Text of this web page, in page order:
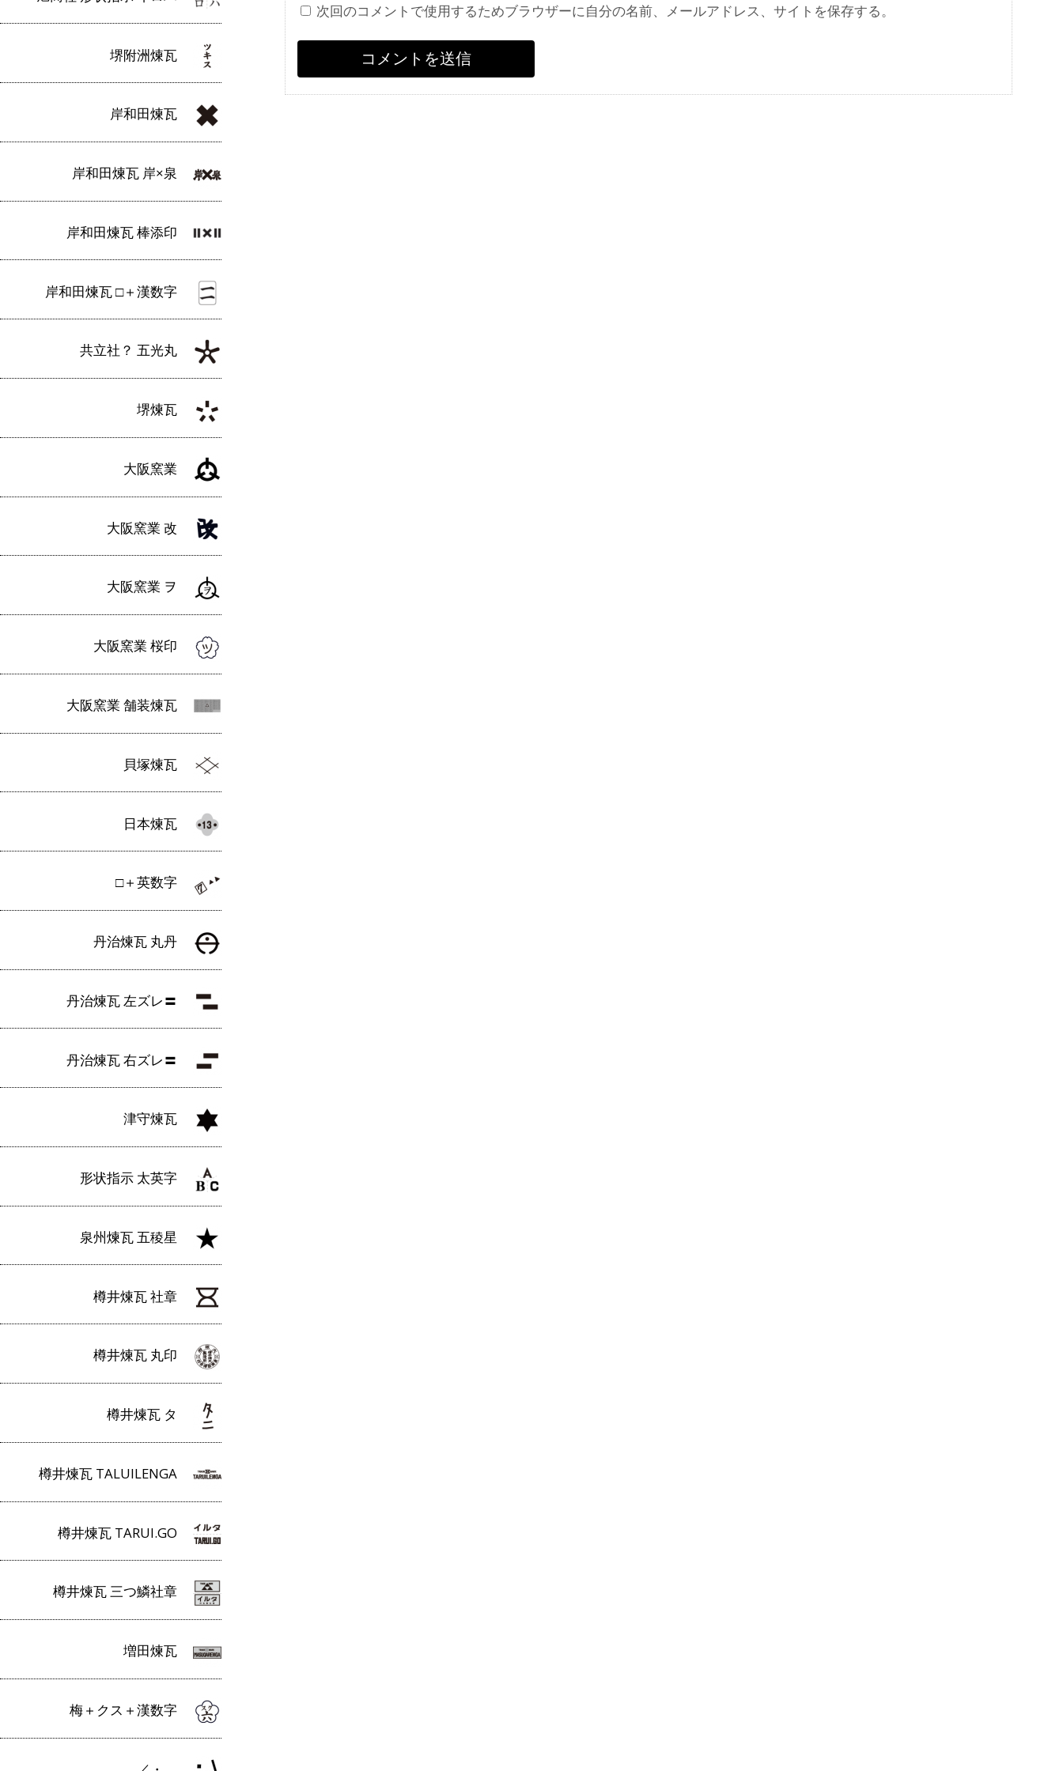
堺附洲煉瓦
岸和田煉瓦
岸和田煉瓦 岸×泉
岸和田煉瓦 棒添印
岸和田煉瓦 □＋漢数字
共立社？ 五光丸
堺煉瓦
大阪窯業
大阪窯業 改
大阪窯業 ヲ
大阪窯業 桜印
大阪窯業 舗装煉瓦
貝塚煉瓦
日本煉瓦
□＋英数字
丹治煉瓦 丸丹
丹治煉瓦 左ズレ〓
丹治煉瓦 右ズレ〓
津守煉瓦
形状指示 太英字
泉州煉瓦 五稜星
樽井煉瓦 社章
樽井煉瓦 丸印
樽井煉瓦 タ
樽井煉瓦 TALUILENGA
樽井煉瓦 TARUI.GO
樽井煉瓦 三つ鱗社章
増田煉瓦
梅＋クス＋漢数字
次回のコメントで使用するためブラウザーに自分の名前、メールアドレス、サイトを保存する。